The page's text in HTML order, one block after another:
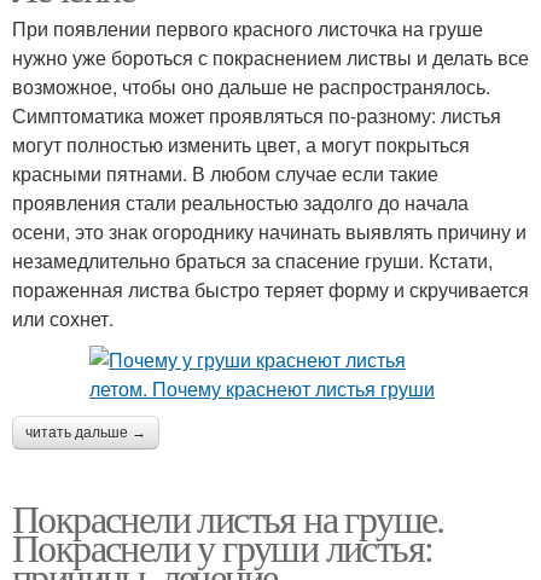
При появлении первого красного листочка на груше
нужно уже бороться с покраснением листвы и делать все
возможное, чтобы оно дальше не распространялось.
Симптоматика может проявляться по-разному: листья
могут полностью изменить цвет, а могут покрыться
красными пятнами. В любом случае если такие
проявления стали реальностью задолго до начала
осени, это знак огороднику начинать выявлять причину и
незамедлительно браться за спасение груши. Кстати,
пораженная листва быстро теряет форму и скручивается
или сохнет.
читать дальше →
Покраснели листья на груше.
Покраснели у груши листья: